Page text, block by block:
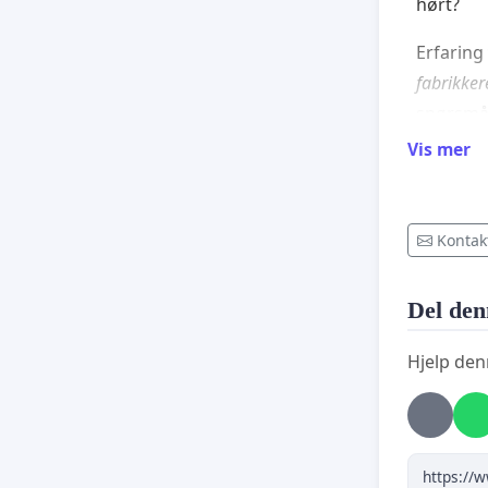
vedtak.
Seksjon
eller
Vi
sette
Vis mer
Del
Hjelp